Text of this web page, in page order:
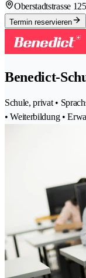
Oberstadtstrasse 12
Termin reservieren
Benedict-
Schule, privat •
• Weiterbildung •